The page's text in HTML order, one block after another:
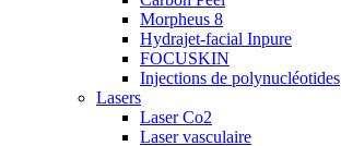
Morpheus 8
Hydrajet-facial Inpure
FOCUSKIN
Injections de polynucléotides
Lasers
Laser Co2
Laser vasculaire